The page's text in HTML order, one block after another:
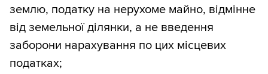
землю, податку на нерухоме майно, відмінне
від земельної ділянки, а не введення
заборони нарахування по цих місцевих
податках;